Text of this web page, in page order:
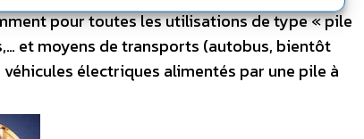
pour toutes les utilisations de type « pile
et moyens de transports (autobus, bientôt
électriques alimentés par une pile à